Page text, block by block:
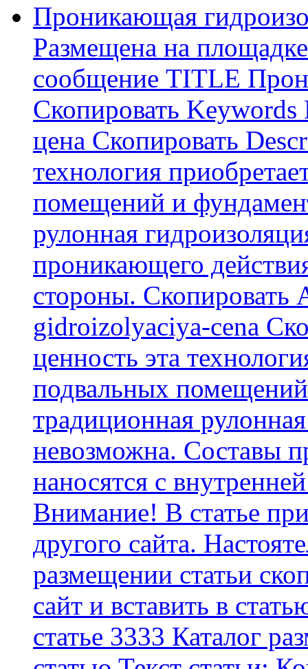
Проникающая
Размещена на
сообщение TITLE
Скопировать
цена Скопировать
технология
помещений и
рулонная
проникающего
стороны. Скопировать
gidroizolyaciya-cena
ценность эта
подвальных
традиционная
невозможна. Составы
наносятся с
Внимание! В статье
другого сайта.
размещении статьи
сайт и вставить в
статье 3333 Каталог